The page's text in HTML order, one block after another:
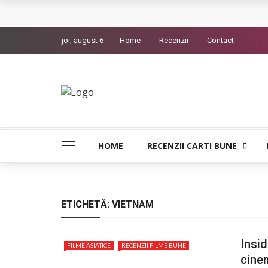
Bolla – O iubire interzisa din Pristina
Indragostitii de Franz K. – Justitiarii literaturii
joi, august 6 Home Recenzii Contact
HOME RECENZII CARTI BUNE
ETICHETĂ: VIETNAM
FILME ASIATICE RECENZII FILME BUNE